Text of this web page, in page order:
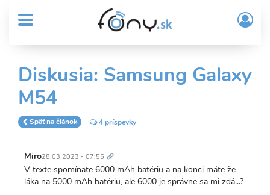
obsah
MENU
Sub
Header
menu
User
account
menu
/
Diskusia: Samsung Galaxy
M54
Späť na článok 4 príspevky
Miro28.03.2023 - 07:55 odkaz
V texte spomínate 6000 mAh batériu a na konci máte že
láka na 5000 mAh batériu, ale 6000 je správne sa mi zdá...?